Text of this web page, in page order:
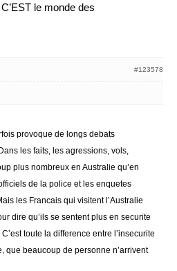
le monde des
#123578
provoque de longs debats
les faits, les agressions, vols,
plus nombreux en Australie qu’en
de la police et les enquetes
les Francais qui visitent l’Australie
dire qu’ils se sentent plus en securite
toute la difference entre l’insecurite
que beaucoup de personne n’arrivent